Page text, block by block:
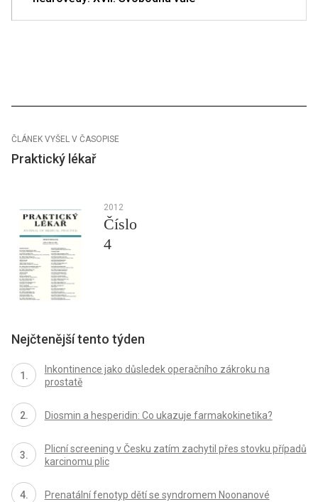
ČLÁNEK VYŠEL V ČASOPISE
Praktický lékař
2012
Číslo
4
Nejčtenější tento týden
Inkontinence jako důsledek operačního zákroku na
prostatě
Diosmin a hesperidin: Co ukazuje farmakokinetika?
Plicní screening v Česku zatím zachytil přes stovku případů
karcinomu plic
Prenatální fenotyp dětí se syndromem Noonanové